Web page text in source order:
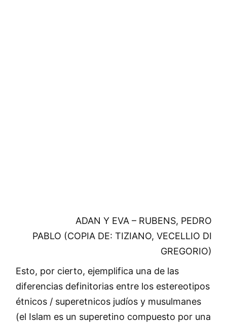
ADAN Y EVA – RUBENS, PEDRO
PABLO (COPIA DE: TIZIANO, VECELLIO DI
GREGORIO)
Esto, por cierto, ejemplifica una de las
diferencias definitorias entre los estereotipos
étnicos / superetnicos judíos y musulmanes
(el Islam es un superetino compuesto por una